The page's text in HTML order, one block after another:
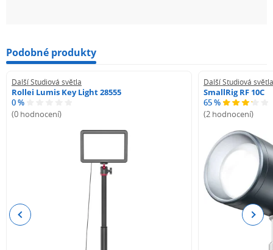
Podobné produkty
Další Studiová světla
Rollei Lumis Key Light 28555
0 %
(0 hodnocení)
Další Studiová světla
SmallRig RF 10C
65 %
(2 hodnocení)
Previous Next